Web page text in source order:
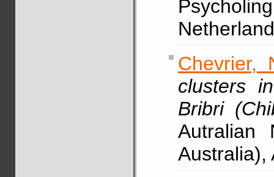
Chevrier,
clusters
Bribri
Autralian
Australia),